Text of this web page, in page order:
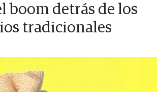
boom detrás de los
tradicionales